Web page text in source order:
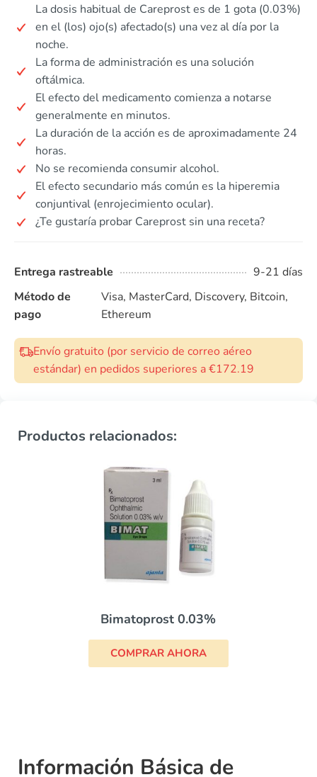
La dosis habitual de Careprost es de 1 gota (0.03%)
en el (los) ojo(s) afectado(s) una vez al día por la
noche.
La forma de administración es una solución
oftálmica.
El efecto del medicamento comienza a notarse
generalmente en minutos.
La duración de la acción es de aproximadamente 24
horas.
No se recomienda consumir alcohol.
El efecto secundario más común es la hiperemia
conjuntival (enrojecimiento ocular).
¿Te gustaría probar Careprost sin una receta?
Entrega rastreable
9-21 días
Método de
pago
Visa, MasterCard, Discovery, Bitcoin,
Ethereum
Envío gratuito (por servicio de correo aéreo
estándar) en pedidos superiores a €172.19
Productos relacionados:
Bimatoprost 0.03%
COMPRAR AHORA
Información Básica de